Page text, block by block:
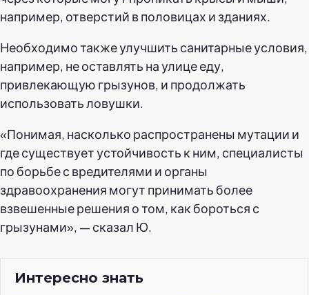
например, отверстий в половицах и зданиях.
Необходимо также улучшить санитарные условия,
например, не оставлять на улице еду,
привлекающую грызунов, и продолжать
использовать ловушки.
«Понимая, насколько распространены мутации и
где существует устойчивость к ним, специалисты
по борьбе с вредителями и органы
здравоохранения могут принимать более
взвешенные решения о том, как бороться с
грызунами», — сказал Ю.
Интересно знать